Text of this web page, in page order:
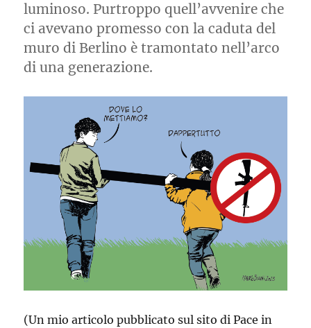
luminoso. Purtroppo quell’avvenire che
ci avevano promesso con la caduta del
muro di Berlino è tramontato nell’arco
di una generazione.
(Un mio articolo pubblicato sul sito di Pace in